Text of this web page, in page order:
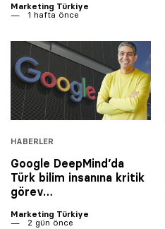
Marketing Türkiye
1 hafta önce
HABERLER
Google DeepMind’da
Türk bilim insanına kritik
görev…
Marketing Türkiye
2 gün önce